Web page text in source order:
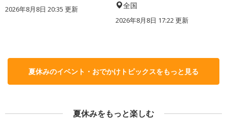
2026年8月8日 20:35 更新 全国
2026年8月8日 17:22更新
夏休みのイベント・おでかけトピックスをもっと見る
夏休みをもっと楽しむ